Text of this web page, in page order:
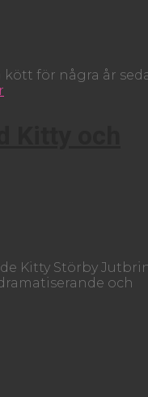
för några år
Kitty Störby
och